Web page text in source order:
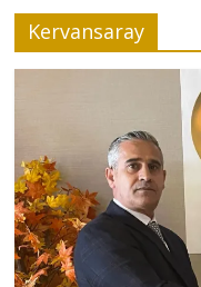
Kervansaray